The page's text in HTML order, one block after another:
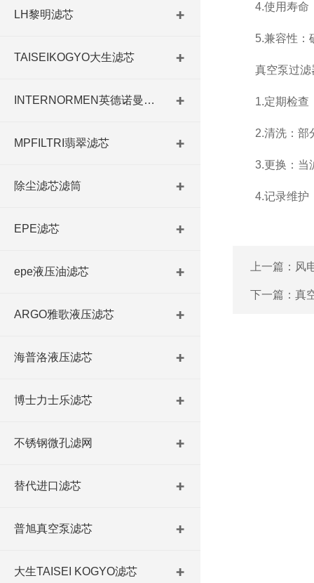
LH黎明滤芯
TAISEIKOGYO大生滤芯
INTERNORMEN英德诺曼滤芯
MPFILTRI翡翠滤芯
除尘滤芯滤筒
EPE滤芯
epe液压油滤芯
ARGO雅歌液压滤芯
海普洛液压滤芯
博士力士乐滤芯
不锈钢微孔滤网
替代进口滤芯
普旭真空泵滤芯
大生TAISEI KOGYO滤芯
4.使用寿命：
5.兼容性：确
真空泵过滤
1.定期检查：
2.清洗：部分
3.更换：当滤
4.记录维护：
上一篇： 风
下一篇： 真